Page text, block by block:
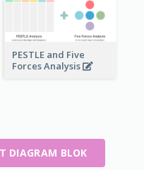
PESTLE and Five
Forces Analysis
DIAGRAM BLOK